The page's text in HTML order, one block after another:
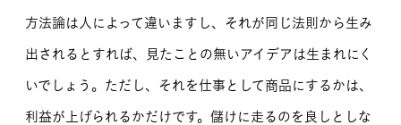
方法論は人によって違いますし、それが同じ法則から生み
出されるとすれば、見たことの無いアイデアは生まれにく
いでしょう。ただし、それを仕事として商品にするかは、
利益が上げられるかだけです。儲けに走るのを良しとしな